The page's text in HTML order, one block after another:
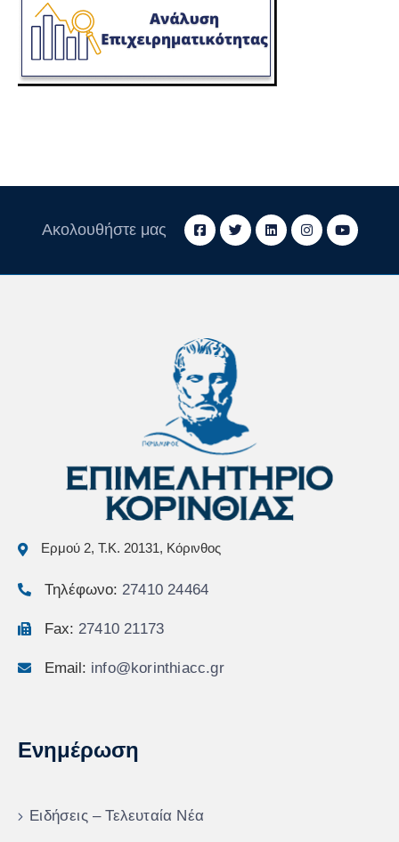
Ακολουθήστε μας
Ερμού 2, Τ.Κ. 20131, Κόρινθος
Τηλέφωνο: 27410 24464
Fax: 27410 21173
Email: info@korinthiacc.gr
Ενημέρωση
Ειδήσεις – Τελευταία Νέα